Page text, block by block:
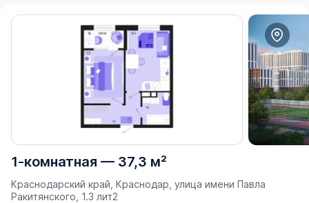
1-комнатная — 37,3 м²
Краснодарский край, Краснодар, улица имени Павла
Ракитянского, 1.3 лит2